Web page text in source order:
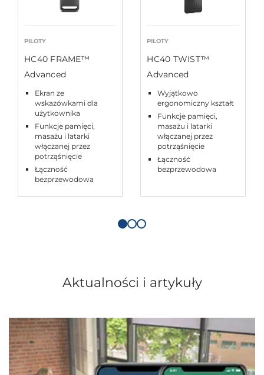
PILOTY
HC40 FRAME™
Advanced
Ekran ze
wskazówkami dla
użytkownika
Funkcje pamięci,
masażu i latarki
włączanej przez
potrząśnięcie
Łączność
bezprzewodowa
PILOTY
HC40 TWIST™
Advanced
Wyjątkowo
ergonomiczny kształt
Funkcje pamięci,
masażu i latarki
włączanej przez
potrząśnięcie
Łączność
bezprzewodowa
Aktualności i artykuły